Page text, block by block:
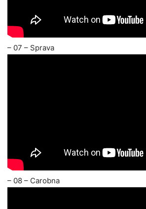
– 07 – Sprava
– 08 – Carobna